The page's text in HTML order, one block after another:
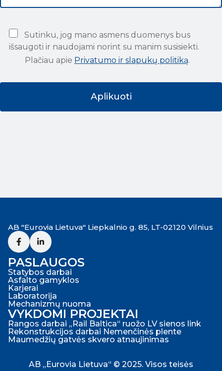
Sutinku, jog mano asmens duomenys bus
išsaugoti ir naudojami norint su manim susisiekti.
Plačiau apie Privatumo ir slapukų politiką.
AB "Eurovia Lietuva" Liepkalnio g. 85, LT-02120 Vilnius
PASLAUGOS
Statybos darbai
Asfalto gamyklos
Karjerai
Laboratorija
Mechanizmų nuoma
VYKDOMI PROJEKTAI
Rangos darbai „Rail Baltica“ ruožo LV sienos link
Rekonstrukcijos darbai Nemenčinės plente
Maumedžių gatvės skvero atnaujinimas
AB „Eurovia Lietuva“ © 2025. Visos teisės